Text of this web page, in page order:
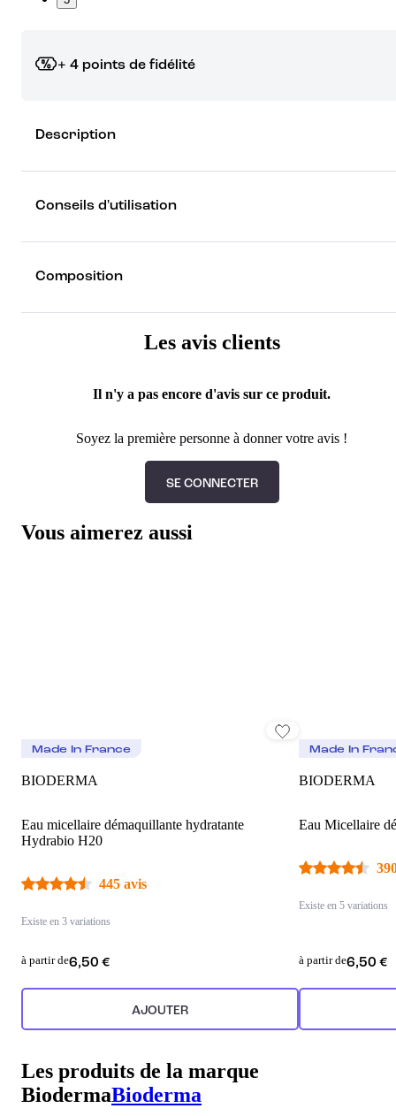
+ 4 points de fidélité
rêver !
Découvrez les récompenses
Description
Conseils d'utilisation
Composition
Les avis clients
Il n'y a pas encore d'avis sur ce produit.
Soyez la première personne à donner votre avis !
SE CONNECTER
Vous aimerez aussi
Made In France
BIODERMA
Eau micellaire démaquillante hydratante
Hydrabio H20
445 avis
Existe en 3 variations
à partir de6,50 €
AJOUTER
Made In
BIODERMA
Eau Micellaire
Existe en 5 variations
à partir de6,50 €
Les produits de la marque
BiodermaBioderma